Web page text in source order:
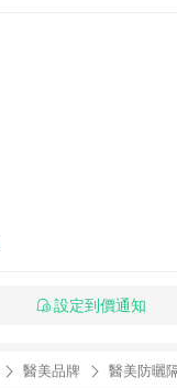
設定到價通知
醫美品牌 醫美防曬